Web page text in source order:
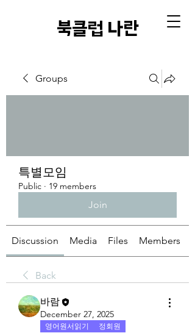
​북클럽 나란
Groups
특별모임
Public · 19 members
Join
Discussion Media Files Members
Back
바람
December 27, 2025
영어원서읽기 정회원